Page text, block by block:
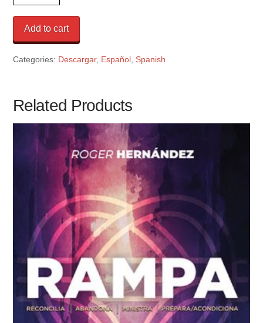
Add to cart
Categories: Descargar, Español Spanish
Related Products